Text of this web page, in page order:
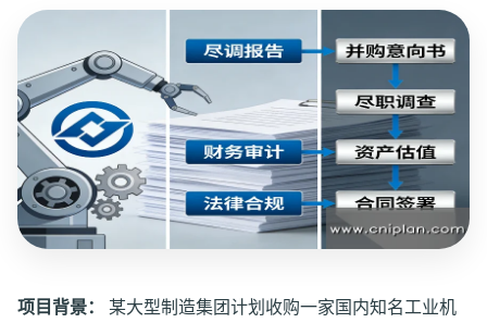
项目背景：
某大型制造集团计划收购一家国内知名工业机